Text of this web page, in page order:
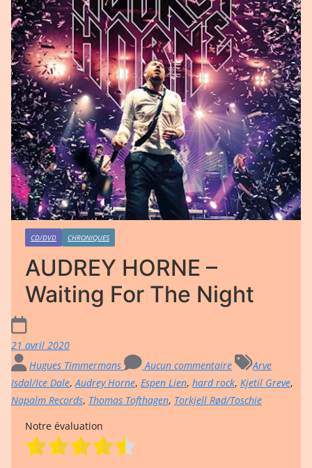
CD/DVD CHRONIQUES
AUDREY HORNE –
Waiting For The Night
21 avril 2020
Hugues Timmermans
Aucun commentaire
Arve
Isdal/Ice Dale,Audrey Horne, Espen Lien, hard rock, Kjetil Greve,
Napalm Records, Thomas Tofthagen, Torkjell Rød/Toschie
Notre évaluation